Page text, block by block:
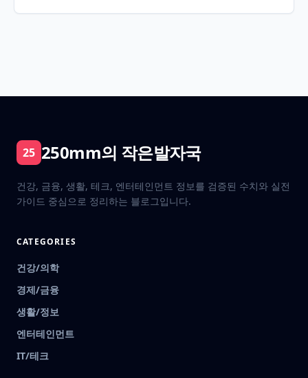
25 250mm의 작은발자국
건강, 금융, 생활, 테크, 엔터테인먼트 정보를 검증된 수치와 실전
가이드 중심으로 정리하는 블로그입니다.
CATEGORIES
건강/의학
경제/금융
생활/정보
엔터테인먼트
IT/테크